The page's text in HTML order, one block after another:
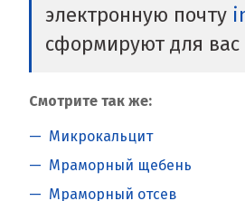
электронную почту
сформируют для
Смотрите так же:
Микрокальцит
Мраморный щебень
Мраморный отсев